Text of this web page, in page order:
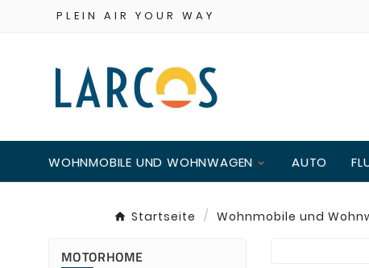
PLEIN AIR YOUR WAY
WOHNMOBILE UND WOHNWAGEN AUTO
Startseite Wohnmobile und
MOTORHOME